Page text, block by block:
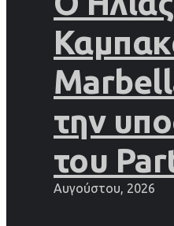
την
του
Αυγούστου, 2026